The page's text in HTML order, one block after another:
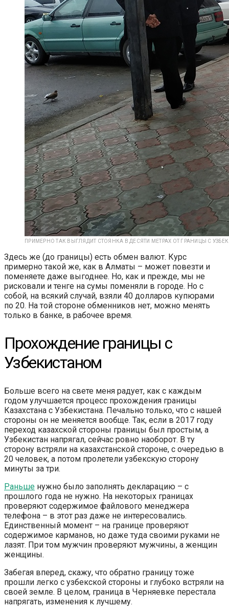
ПРИМЕРНО ТАК ВЫГЛЯДИТ СТОЯНКА В ДЕСЯТИ МЕТРАХ ОТ ГРАНИЦЫ С
Здесь же (до границы) есть обмен валют. Курс
примерно такой же, как в Алматы – может повезти и
поменяете даже выгоднее. Но, как и прежде, мы не
рисковали и тенге на сумы поменяли в городе. Но с
собой, на всякий случай, взяли 40 долларов купюрами
по 20. На той стороне обменников нет, можно менять
только в банке, в рабочее время.
Прохождение границы с
Узбекистаном
Больше всего на свете меня радует, как с каждым
годом улучшается процесс прохождения границы
Казахстана с Узбекистана. Печально только, что с нашей
стороны он не меняется вообще. Так, если в 2017 году
переход казахской стороны границы был простым, а
Узбекистан напрягал, сейчас ровно наоборот. В ту
сторону встряли на казахстанской стороне, с очередью в
20 человек, а потом пролетели узбекскую сторону
минуты за три.
Раньше нужно было заполнять декларацию – с
прошлого года не нужно. На некоторых границах
проверяют содержимое файлового менеджера
телефона – в этот раз даже не интересовались.
Единственный момент – на границе проверяют
содержимое карманов, но даже туда своими руками не
лазят. При том мужчин проверяют мужчины, а женщин
женщины.
Забегая вперед, скажу, что обратно границу тоже
прошли легко с узбекской стороны и глубоко встряли на
своей земле. В целом, граница в Черняевке перестала
напрягать, изменения к лучшему.